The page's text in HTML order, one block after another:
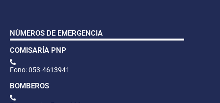
NÚMEROS DE EMERGENCIA
COMISARÍA PNP
Fono: 053-4613941
BOMBEROS